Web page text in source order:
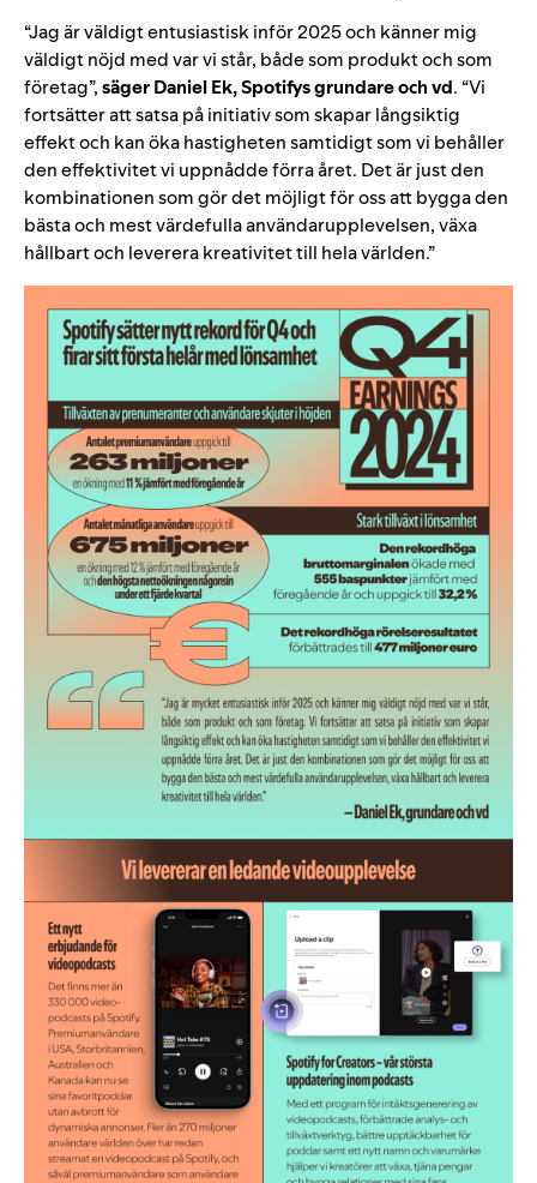
“Jag är väldigt entusiastisk inför 2025 och känner mig
väldigt nöjd med var vi står, både som produkt och som
företag”,säger Daniel Ek, Spotifys grundare och vd. “Vi
fortsätter att satsa på initiativ som skapar långsiktig
effekt och kan öka hastigheten samtidigt som vi behåller
den effektivitet vi uppnådde förra året. Det är just den
kombinationen som gör det möjligt för oss att bygga den
bästa och mest värdefulla användarupplevelsen, växa
hållbart och leverera kreativitet till hela världen.”